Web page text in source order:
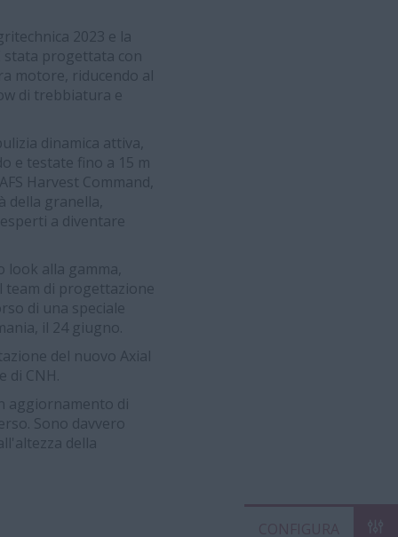
2023 e la
stata progettata con
motore, riducendo al
di trebbiatura e
dinamica attiva,
e testate fino a 15 m
Harvest Command,
granella,
a diventare
alla gamma,
team di progettazione
di una speciale
il 24 giugno.
del nuovo Axial
CNH.
aggiornamento di
Sono davvero
della